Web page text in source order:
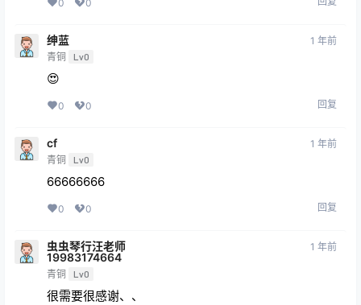
0 0
绅蓝
青铜 Lv0
1 年前
😍
0 0 回复
cf
青铜 Lv0
1 年前
66666666
0 0 回复
虫虫琴行汪老师
19983174664
青铜 Lv0
1 年前
很需要很感谢、、